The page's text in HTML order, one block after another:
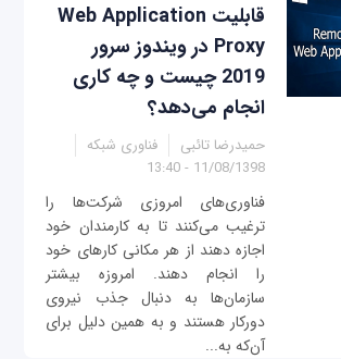
قابلیت Web Application
Proxy در ویندوز سرور
2019 چیست و چه کاری
انجام می‌دهد؟
حمیدرضا تائبی
فناوری شبکه
11/08/1398 - 13:40
فناوری‌های امروزی شرکت‌ها را
ترغیب می‌کنند تا به کارمندان خود
اجازه دهند از هر مکانی کارهای خود
را انجام دهند. امروزه بیشتر
سازمان‌ها به دنبال جذب نیروی
دورکار هستند و به همین دلیل برای
آن‌که به...